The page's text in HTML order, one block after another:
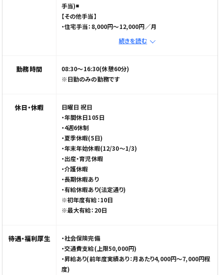
手当)
【その他手当】
・住宅手当：8,000円〜12,000円／月
・調整手当：800円／月続きを読む
勤務時間
08:30〜16:30(休憩60分)
※日勤のみの勤務です
休日・休暇
日曜日 祝日
・年間休日105日
・4週6休制
・夏季休暇(5日)
・年末年始休暇(12/30～1/3)
・出産・育児休暇
・介護休暇
・長期休暇あり
・有給休暇あり(法定通り)
※初年度有給：10日
※最大有給：20日
待遇・福利厚生
・社会保険完備
・交通費支給(上限50,000円)
・昇給あり(前年度実績あり：月あたり4,000円〜7,000円程
度)